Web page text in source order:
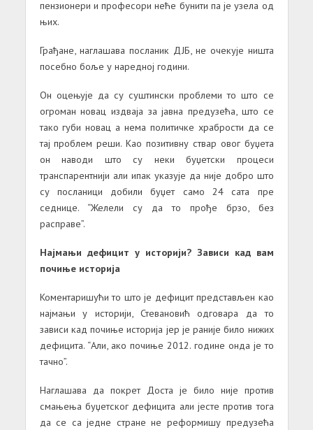
пензионери и професори неће бунити па је узела од
њих.
Грађане, наглашава посланик ДЈБ, не очекује ништа
посебно боље у наредној години.
Он оцењује да су суштински проблеми то што се
огроман новац издваја за јавна предузећа, што се
тако губи новац а нема политичке храбрости да се
тај проблем реши. Као позитивну ствар овог буџета
он наводи што су неки буџетски процеси
транспарентнији али ипак указује да није добро што
су посланици добили буџет само 24 сата пре
седнице. “Желели су да то прође брзо, без
расправе”.
Најмањи дефицит у историји? Зависи кад вам
почиње историја
Коментаришући то што је дефицит представљен као
најмањи у историји, Стевановић одговара да то
зависи кад почиње историја јер је раније било нижих
дефицита. “Али, ако почиње 2012. године онда је то
тачно”.
Наглашава да покрет Доста је било није против
смањења буџетског дефицита али јесте против тога
да се са једне стране не реформишу предузећа